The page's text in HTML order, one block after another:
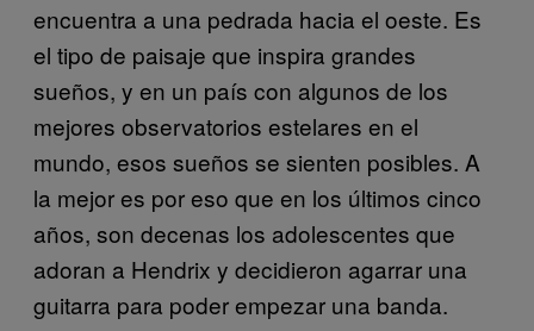
encuentra a una pedrada hacia el oeste. Es
el tipo de paisaje que inspira grandes
sueños, y en un país con algunos de los
mejores observatorios estelares en el
mundo, esos sueños se sienten posibles. A
la mejor es por eso que en los últimos cinco
años, son decenas los adolescentes que
adoran a Hendrix y decidieron agarrar una
guitarra para poder empezar una banda.